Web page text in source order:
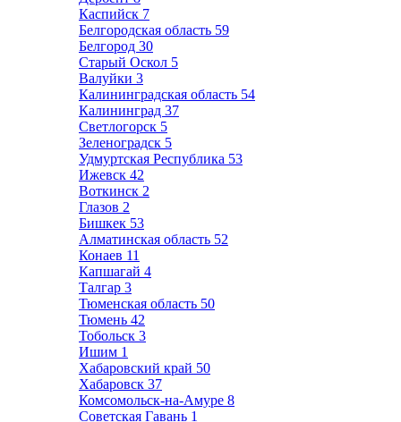
Каспийск 7
Белгородская область 59
Белгород 30
Старый Оскол 5
Валуйки 3
Калининградская область 54
Калининград 37
Светлогорск 5
Зеленоградск 5
Удмуртская Республика 53
Ижевск 42
Воткинск 2
Глазов 2
Бишкек 53
Алматинская область 52
Конаев 11
Капшагай 4
Талгар 3
Тюменская область 50
Тюмень 42
Тобольск 3
Ишим 1
Хабаровский край 50
Хабаровск 37
Комсомольск-на-Амуре 8
Советская Гавань 1